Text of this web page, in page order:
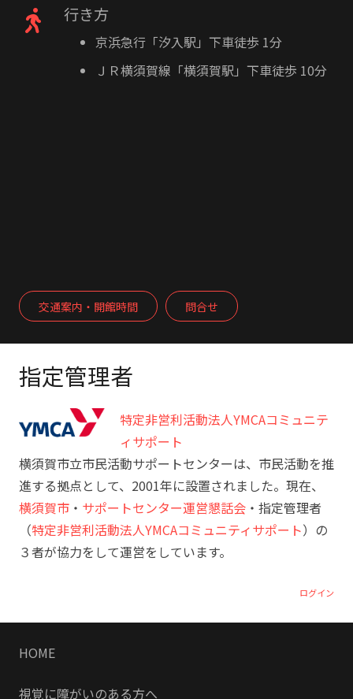
行き方
京浜急行「汐入駅」下車徒歩 1分
ＪＲ横須賀線「横須賀駅」下車徒歩 10分
交通案内・開館時間 問合せ
指定管理者
特定非営利活動法人YMCAコミュニテ
ィサポート
横須賀市立市民活動サポートセンターは、市民活動を推
進する拠点として、2001年に設置されました。現在、
横須賀市 ・ サポートセンター運営懇話会 ・指定管理者
（特定非営利活動法人YMCAコミュニティサポート）の
３者が協力をして運営をしています。
ログイン
HOME
視覚に障がいのある方へ